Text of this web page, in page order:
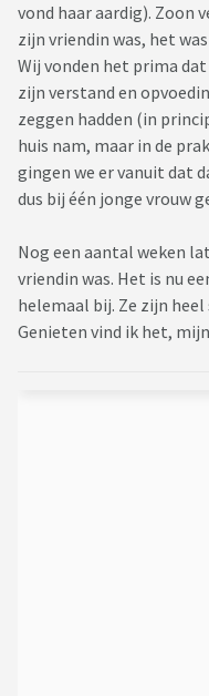
vond haar aardig). Zoon
zijn vriendin was, het
Wij vonden het prima
zijn verstand en
zeggen hadden (in
huis nam, maar in de
gingen we er vanuit dat
dus bij één jonge vrouw
Nog een aantal weken
vriendin was. Het is nu
helemaal bij. Ze zijn heel
Genieten vind ik het,